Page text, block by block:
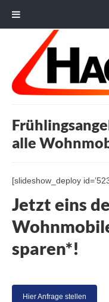
alle
[slideshow_deploy
Jetzt eins
sparen*!
Hier Anfrage stellen